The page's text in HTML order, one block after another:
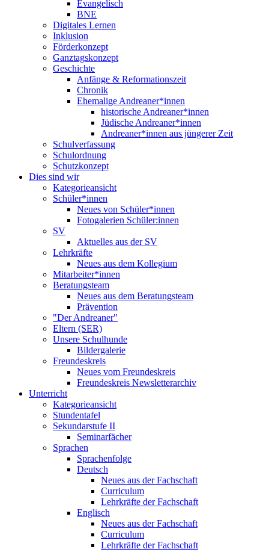
Evangelisch
BNE
Digitales Lernen
Inklusion
Förderkonzept
Ganztagskonzept
Geschichte
Anfänge & Reformationszeit
Chronik
Ehemalige Andreaner*innen
historische Andreaner*innen
Jüdische Andreaner*innen
Andreaner*innen aus jüngerer Zeit
Schulverfassung
Schulordnung
Schutzkonzept
Dies sind wir
Kategorieansicht
Schüler*innen
Neues von Schüler*innen
Fotogalerien Schüler:innen
SV
Aktuelles aus der SV
Lehrkräfte
Neues aus dem Kollegium
Mitarbeiter*innen
Beratungsteam
Neues aus dem Beratungsteam
Prävention
"Der Andreaner"
Eltern (SER)
Unsere Schulhunde
Bildergalerie
Freundeskreis
Neues vom Freundeskreis
Freundeskreis Newsletterarchiv
Unterricht
Kategorieansicht
Stundentafel
Sekundarstufe II
Seminarfächer
Sprachen
Sprachenfolge
Deutsch
Neues aus der Fachschaft
Curriculum
Lehrkräfte der Fachschaft
Englisch
Neues aus der Fachschaft
Curriculum
Lehrkräfte der Fachschaft